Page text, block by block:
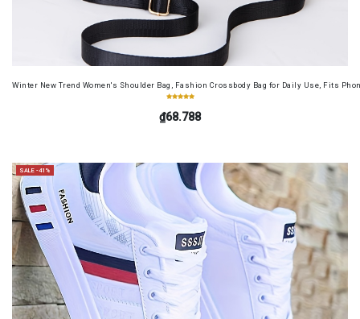
Winter New Trend Women's Shoulder Bag, Fashion Crossbody Bag for Daily Use, Fits
₫68.788
SALE -41%